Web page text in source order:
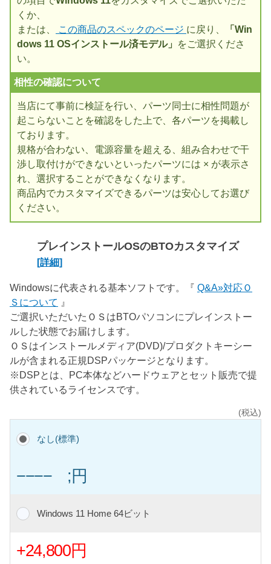
くか、
または、
この商品のスペックのページ に戻り、
「Win
dows 11 OSインストール済モデル」
をご選択くださ
い。
相性の確認について
当店にて事前に検証を行い、パーツ同士に相性問題が
起こらないことを確認をした上で、各パーツを掲載し
ております。
規格が合わない、電源容量を超える、組み合わせで干
渉し取付けができないといったパーツには × が表示さ
れ、選択することができなくなります。
商品内でカスタマイズできるパーツは安心してお選び
ください。
プレインストールOSのBTOカスタマイズ
[詳細]
Windowsに代表される基本ソフトです。『 Q&A»対応Ｏ
Ｓについて 』
ご選択いただいたＯＳはBTOパソコンにプレインストー
ルした状態でお届けします。
ＯＳはインストールメディア(DVD)/プロダクトキーシー
ルが含まれる正規DSPパッケージとなります。
※DSPとは、PC本体などハードウェアとセット販売で提
供されているライセンスです。
(税込)
なし(標準)
−−−− ;円
Windows 11 Home 64ビット
+24,800円